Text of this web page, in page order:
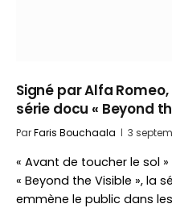
Signé par Alfa
série docu « Beyond
ParFaris Bouchaala 3
« Avant de toucher le sol
« Beyond the Visible », la
emmène le public dans